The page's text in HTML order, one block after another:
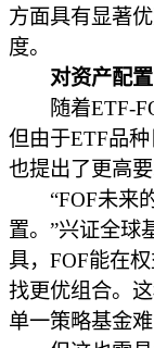
方面具有显著
度。
对资产配置
随着ETF-
但由于ETF品
也提出了更高要
“FOF未来的
置。”兴证全球
具，FOF能在
找更优组合。
单一策略基金